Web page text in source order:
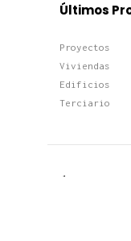
Últimos
Proyectos
Viviendas
Edificios
Terciario